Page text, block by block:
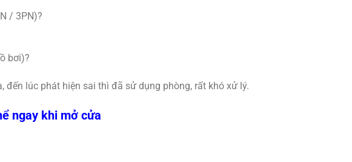
/ 3PN)?
bơi)?
đến lúc phát hiện sai thì đã sử dụng phòng, rất khó xử lý.
ngay khi mở cửa